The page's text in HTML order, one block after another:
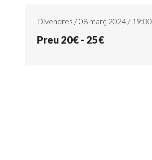
Divendres / 08 març 2024 / 19:00
Preu 20€ - 25€